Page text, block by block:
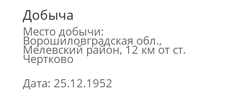
Добыча
Место добычи:
Ворошиловградская обл.,
Мелевский район, 12 км от ст.
Чертково
Дата: 25.12.1952